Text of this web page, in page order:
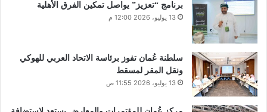
برنامج “تعزيز” يواصل تمكين الفرق الأهلية
13 يوليو، 2026 12:00 م
سلطنة عُمان تفوز برئاسة الاتحاد العربي للهوكي
ونقل المقر لمسقط
13 يوليو، 2026 11:55 ص